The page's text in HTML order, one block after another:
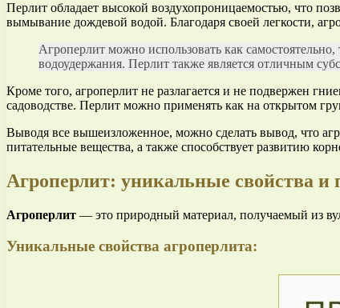
Перлит обладает высокой воздухопроницаемостью, что
вымывание дождевой водой. Благодаря своей легкости,
Агроперлит можно использовать как
водоудержания. Перлит также является отличным
Кроме того, агроперлит не разлагается и не подвержен
садоводстве. Перлит можно применять как на открытом
Выводя все вышеизложенное, можно сделать вывод, что
питательные вещества, а также способствует развитию
Агроперлит: уникальные свойства и
Агроперлит — это природный материал, получаемый из
Уникальные свойства агроперлита: